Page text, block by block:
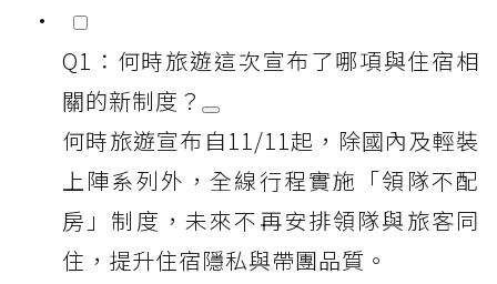
Q1：何時旅遊這次宣布了哪項與住宿相
關的新制度？
何時旅遊宣布自11/11起，除國內及輕裝
上陣系列外，全線行程實施「領隊不配
房」制度，未來不再安排領隊與旅客同
住，提升住宿隱私與帶團品質。